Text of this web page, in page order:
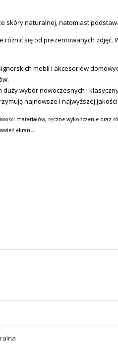
skóry naturalnej, natomiast
się od prezentowanych
mebli i akcesoriów
wybór nowoczesnych i
najnowsze i najwyższej
materiałów, ręczne wykończenie
ekranu.